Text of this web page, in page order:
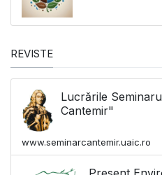
REVISTE
Lucrările
Cantemir"
www.seminarcantemir.uaic.ro